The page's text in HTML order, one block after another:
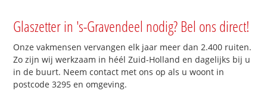
Glaszetter in 's-Gravendeel nodig? Bel ons direct!
Onze vakmensen vervangen elk jaar meer dan 2.400 ruiten.
Zo zijn wij werkzaam in héél Zuid-Holland en dagelijks bij u
in de buurt. Neem contact met ons op als u woont in
postcode 3295 en omgeving.